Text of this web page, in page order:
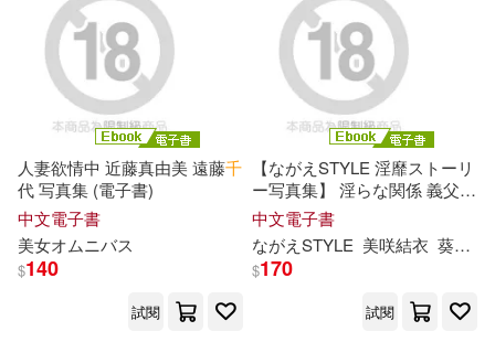
人妻欲情中 近藤真由美 遠藤千
代 写真集 (電子書)
中文電子書
美女オムニバス
$140
試閱
【ながえSTYLE 淫靡ストーリ
ー写真集】 淫らな関係 義父と
嫁 総集版 美咲結衣 葵
子書)
中文電子書
ながえSTYLE 美咲結衣 葵千
$170
試閱